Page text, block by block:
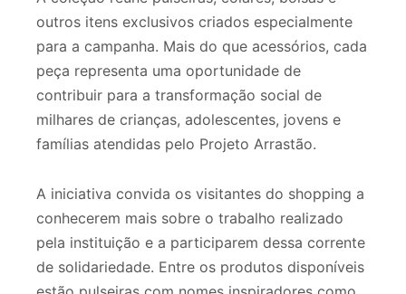
outros itens exclusivos criados especialmente
para a campanha. Mais do que acessórios, cada
peça representa uma oportunidade de
contribuir para a transformação social de
milhares de crianças, adolescentes, jovens e
famílias atendidas pelo Projeto Arrastão.
A iniciativa convida os visitantes do shopping a
conhecerem mais sobre o trabalho realizado
pela instituição e a participarem dessa corrente
de solidariedade. Entre os produtos disponíveis